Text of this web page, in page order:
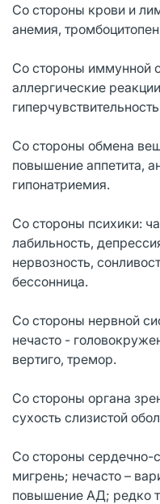
Со стороны крови и
анемия,
Со стороны иммунной
аллергические
Со стороны обмена
повышение аппетита,
гипонатриемия.
Со стороны психики:
лабильность,
нервозность,
бессонница.
Со стороны нервной
нечасто -
вертиго, тремор.
Со стороны органа
сухость слизистой
Со­ стороны ­сердечно-
мигрень; нечасто –
повышение АД; редко